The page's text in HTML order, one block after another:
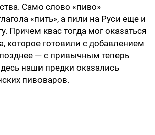
Само слово «пиво»
«пить», а пили на Руси еще и
Причем квас тогда мог оказаться
которое готовили с добавлением
позднее — с привычным теперь
наши предки оказались
пивоваров.